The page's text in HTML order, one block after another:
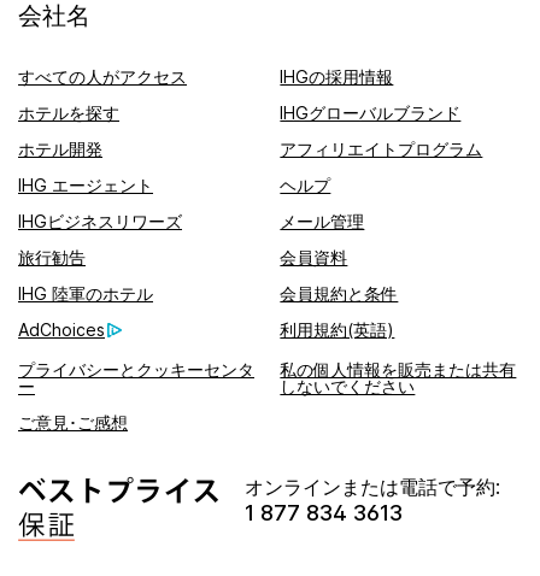
会社名
すべての人がアクセス
IHGの採用情報
ホテルを探す
IHGグローバルブランド
ホテル開発
アフィリエイトプログラム
IHG エージェント
ヘルプ
IHGビジネスリワーズ
メール管理
旅行勧告
会員資料
IHG 陸軍のホテル
会員規約と条件
AdChoices
利用規約(英語)
プライバシーとクッキーセンタ
ー
私の個人情報を販売または共有
しないでください
ご意見･ご感想
オンラインまたは電話で予約:
1 877 834 3613